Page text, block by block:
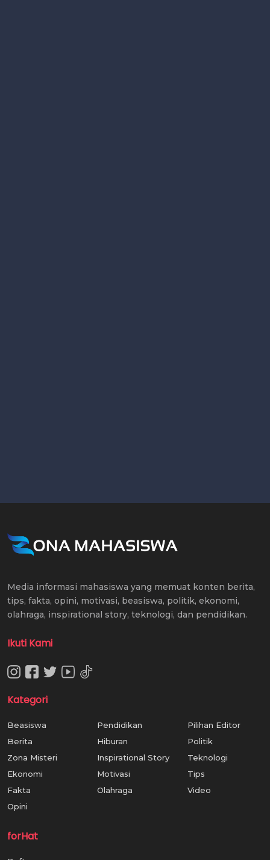
Media informasi mahasiswa yang memuat konten berita,
tips, fakta, opini, motivasi, beasiswa, politik, ekonomi,
olahraga, inspirational story, teknologi, dan pendidikan.
Ikuti Kami
Kategori
Beasiswa
Berita
Zona Misteri
Ekonomi
Fakta
Opini
Pendidikan
Hiburan
Inspirational Story
Motivasi
Olahraga
Pilihan Editor
Politik
Teknologi
Tips
Video
forHat